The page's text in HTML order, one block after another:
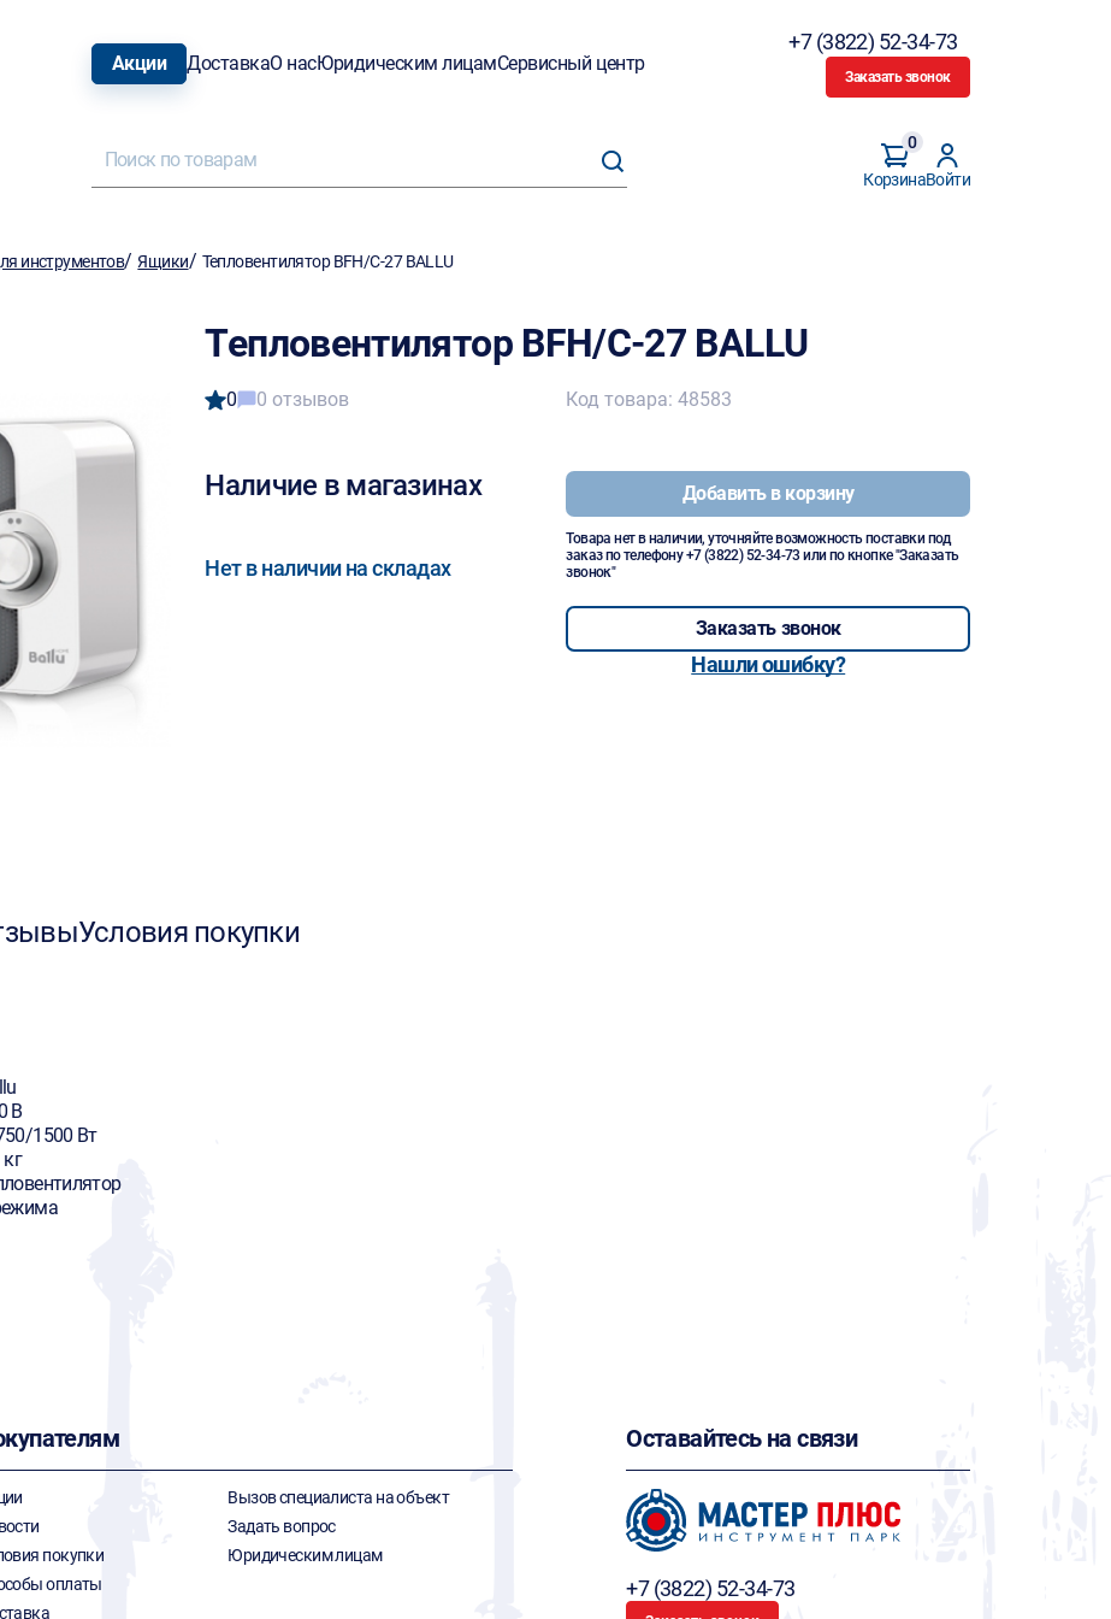
Акции ДоставкаО насЮридическим лицамСервисный центр
+7 (3822) 52-34-73
Заказать звонок
Корзина
0
Войти
инструментов/Ящики/ Тепловентилятор BFH/C-27 BALLU
Тепловентилятор BFH/C-27 BALLU
0 0 отзывов
Наличие в магазинах
Нет в наличии на складах
Код товара: 48583
Добавить в корзину
Товара нет в наличии, уточняйте возможность поставки под
заказ по телефону+7 (3822) 52-34-73 или по кнопке "Заказать
звонок"
Заказать звонок
Нашли ошибку?
Условия покупки
В
1500 Вт
кг
покупки
оплаты
Вызов специалиста на объект
Задать вопрос
Юридическим лицам
Оставайтесь на связи
+7 (3822) 52-34-73